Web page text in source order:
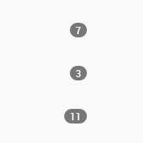
7
3
11